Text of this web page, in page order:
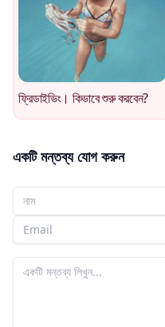
ফ্রিডাইভিং। কিভাবে শুরু করবেন?
একটি মন্তব্য যোগ করুন
আপনার নাম
আপনার ইমেইল
আপনার মন্তব্য